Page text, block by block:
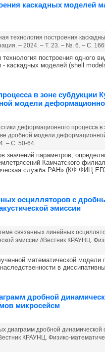
каскадных моделей
технология построения
– 2024. – Т. 23. – №. 6. – С.
построения одного
- каскадных моделей (shell
в зоне субдукции
модели
деформационного процесса в
дробной модели
– С. 50-64.
значений параметров,
Камчатского
служба РАН» (КФ ФИЦ
осцилляторов с
эмиссии
связанных линейных
эмиссии //Вестник КРАУНЦ.
математической модели
в
дробной
микросейсм
диаграмм дробной динамической
КРАУНЦ. Физико-